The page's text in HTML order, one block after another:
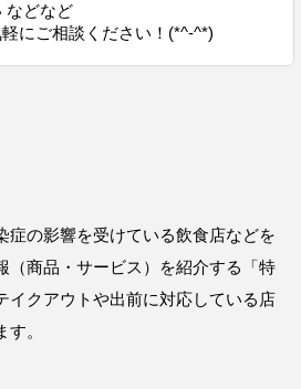
などなど
にご相談ください！(*^-^*)
症の影響を受けている飲食店などを
（商品・サービス）を紹介する「特
イクアウトや出前に対応している店
す。